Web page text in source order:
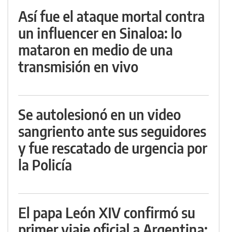
Así fue el ataque mortal contra
un influencer en Sinaloa: lo
mataron en medio de una
transmisión en vivo
Se autolesionó en un video
sangriento ante sus seguidores
y fue rescatado de urgencia por
la Policía
El papa León XIV confirmó su